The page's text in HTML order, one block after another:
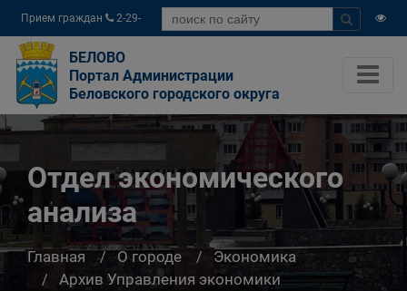
Прием граждан
2-29-
04
БЕЛОВО
Портал Администрации
Беловского городского округа
Отдел экономического
анализа
Главная О городе
Экономика
Архив Управления экономики